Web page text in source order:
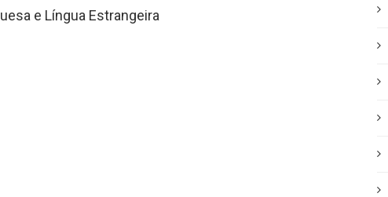
e Língua Estrangeira